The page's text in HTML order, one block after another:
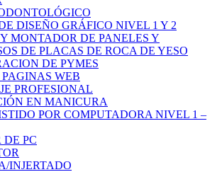
DISEÑO GRÁFICO NIVEL 1 Y 2
MONTADOR DE PANELES Y
DE PLACAS DE ROCA DE YESO
DE PYMES
WEB
PROFESIONAL
EN MANICURA
POR COMPUTADORA NIVEL 1 –
DE PC
INJERTADO